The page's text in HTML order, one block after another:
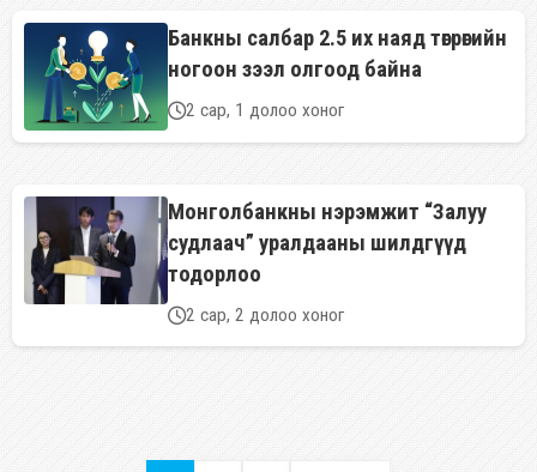
Банкны салбар 2.5 их наяд төгрөгийн
ногоон зээл олгоод байна
2 сар, 1 долоо хоног
Монголбанкны нэрэмжит “Залуу
судлаач” уралдааны шилдгүүд
тодорлоо
2 сар, 2 долоо хоног